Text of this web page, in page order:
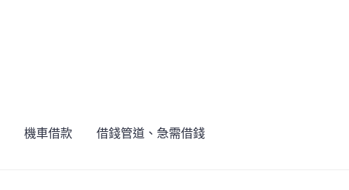
機車借款 借錢管道、急需借錢